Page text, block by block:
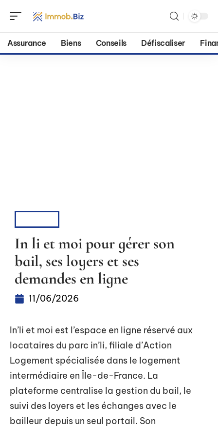
Assurance Biens Conseils Défiscaliser
In li et moi pour gérer son
bail, ses loyers et ses
demandes en ligne
11/06/2026
In’li et moi est l’espace en ligne réservé aux
locataires du parc in’li, filiale d’Action
Logement spécialisée dans le logement
intermédiaire en Île-de-France. La
plateforme centralise la gestion du bail, le
suivi des loyers et les échanges avec le
bailleur depuis un seul portail. Son